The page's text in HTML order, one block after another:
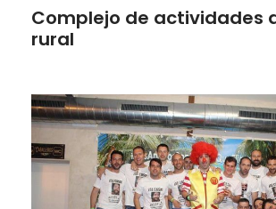
Complejo de actividades
rural